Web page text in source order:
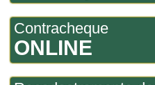
Contracheque
ONLINE